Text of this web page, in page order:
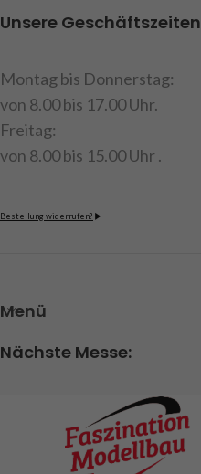
Unsere Geschäftszeiten
Montag bis Donnerstag:
von 8.00 bis 17.00 Uhr.
Freitag:
von 8.00 bis 15.00 Uhr .
Bestellung widerrufen?
Menü
Nächste Messe: